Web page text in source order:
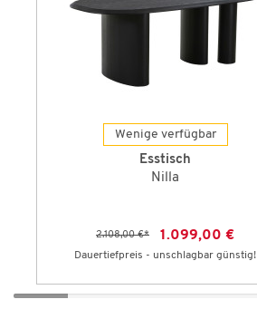
Wenige verfügbar
Esstisch
Nilla
2.108,00 €* 1.099,00 €
Dauertiefpreis - unschlagbar günstig!